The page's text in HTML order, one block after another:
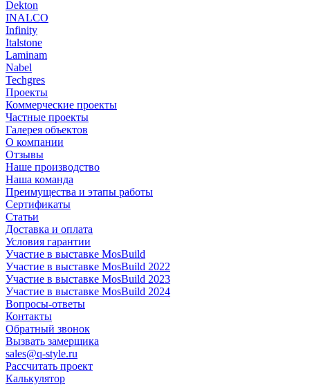
Dekton
INALCO
Infinity
Italstone
Laminam
Nabel
Techgres
Проекты
Коммерческие проекты
Частные проекты
Галерея объектов
О компании
Отзывы
Наше производство
Наша команда
Преимущества и этапы работы
Сертификаты
Статьи
Доставка и оплата
Условия гарантии
Участие в выставке MosBuild
Участие в выставке MosBuild 2022
Участие в выставке MosBuild 2023
Участие в выставке MosBuild 2024
Вопросы-ответы
Контакты
Обратный звонок
Вызвать замерщика
sales@q-style.ru
Рассчитать проект
Калькулятор